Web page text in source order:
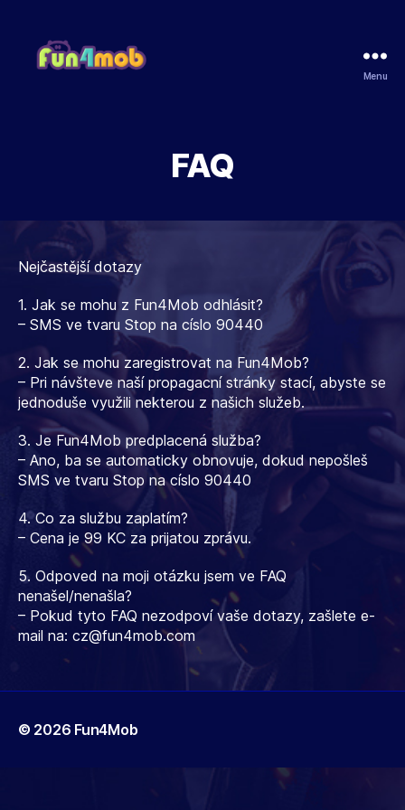
Menu
FAQ
Nejčastější dotazy
1. Jak se mohu z Fun4Mob odhlásit?
– SMS ve tvaru Stop na císlo 90440
2. Jak se mohu zaregistrovat na Fun4Mob?
– Pri návšteve naší propagacní stránky stací, abyste se
jednoduše využili nekterou z našich služeb.
3. Je Fun4Mob predplacená služba?
– Ano, ba se automaticky obnovuje, dokud nepošleš
SMS ve tvaru Stop na císlo 90440
4. Co za službu zaplatím?
– Cena je 99 KC za prijatou zprávu.
5. Odpoved na moji otázku jsem ve FAQ
nenašel/nenašla?
– Pokud tyto FAQ nezodpoví vaše dotazy, zašlete e-
mail na: cz@fun4mob.com
© 2026 Fun4Mob